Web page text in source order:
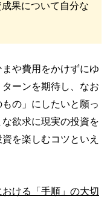
果について自分な
や費用をかけずにゆ
ーンを期待し、なお
の」にしたいと願っ
欲求に現実の投資を
を楽しむコツといえ
ける「手順」の大切